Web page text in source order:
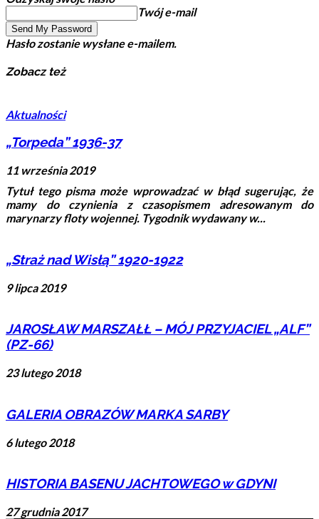
Twój e-mail
Hasło zostanie wysłane e-mailem.
Zobacz też
Aktualności
„Torpeda” 1936-37
11 września 2019
Tytuł tego pisma może wprowadzać w błąd sugerując, że
mamy do czynienia z czasopismem adresowanym do
marynarzy floty wojennej. Tygodnik wydawany w...
„Straż nad Wisłą” 1920-1922
9 lipca 2019
JAROSŁAW MARSZAŁŁ – MÓJ PRZYJACIEL „ALF”
(PZ-66)
23 lutego 2018
GALERIA OBRAZÓW MARKA SARBY
6 lutego 2018
HISTORIA BASENU JACHTOWEGO w GDYNI
27 grudnia 2017